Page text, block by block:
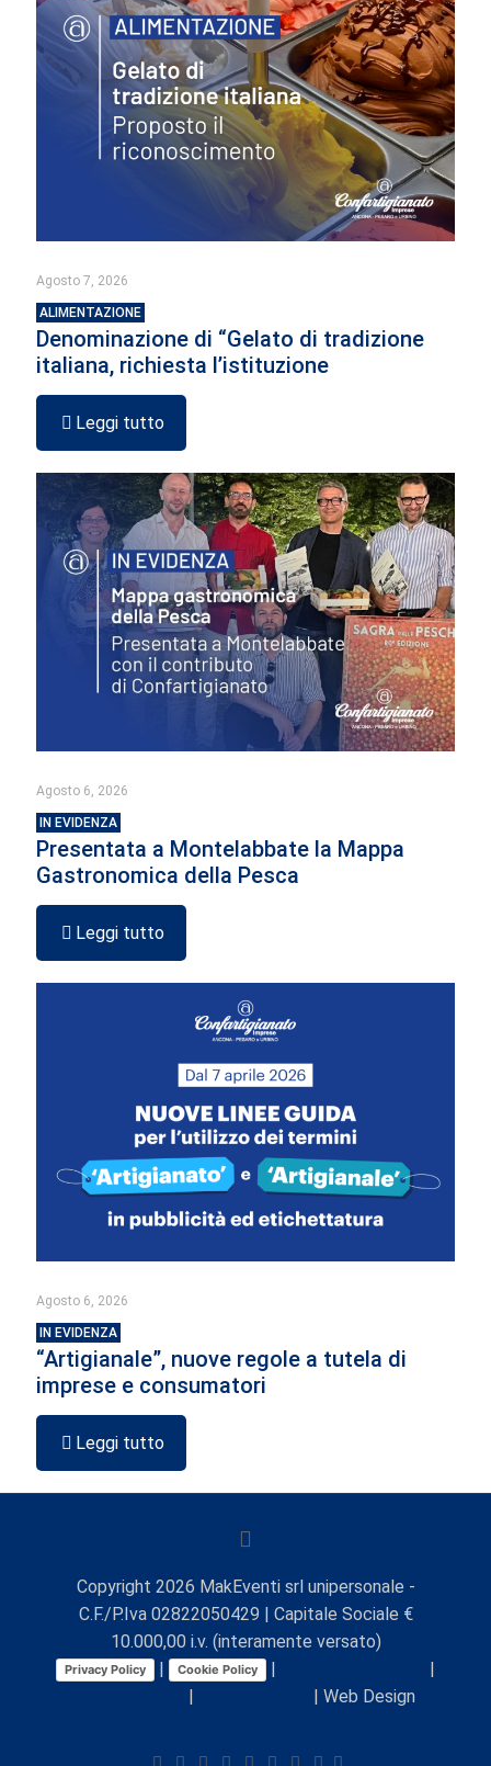
Agosto 7, 2026
ALIMENTAZIONE
Denominazione di “Gelato di tradizione
italiana, richiesta l’istituzione
Leggi tutto
Agosto 6, 2026
IN EVIDENZA
Presentata a Montelabbate la Mappa
Gastronomica della Pesca
Leggi tutto
Agosto 6, 2026
IN EVIDENZA
“Artigianale”, nuove regole a tutela di
imprese e consumatori
Leggi tutto
Copyright 2026 MakEventi srl unipersonale -
C.F./P.Iva 02822050429 | Capitale Sociale €
10.000,00 i.v. (interamente versato)
Privacy Policy Cookie Policy
| Web Design